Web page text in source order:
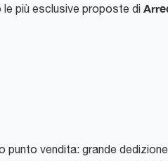
più esclusive proposte di
vendita: grande